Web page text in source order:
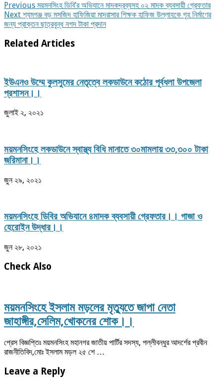
Previous ময়মনসিংহ ডিবি’র অভিযানে মাদকদ্রব্যসহ ০২ মাদক ব্যবসায়ী গ্রেফতার
Nextশ্যমগঞ্জ বড় মসজিদ হাফিজিয়া মাদরাসার শিক্ষক হাফিজ উল্লাহকে গৃহ নির্মাণের
জন্য প্রাক্তন ছাত্রবৃন্ধ নগদ টাকা প্রদান
Related Articles
ইউএনও উম্মে কুলসুমের নেতৃত্বে লকডাউনে কঠোর পূর্বধলা উপজেলা
প্রশাসন।।
জুলাই ২, ২০২১
ময়মনসিংহে লকডাউনে স্বাস্থ্য বিধি মানাতে ৩০মামলায় ৩৩,৩০০ টাকা
জরিমানা।।
জুন ২৯, ২০২১
ময়মনসিংহে ডিবির অভিযানে ৪মাদক ব্যবসায়ী গ্রেফতার।। গাজা ও
হেরোইন উদ্ধার।।
জুন ২৮, ২০২১
Check Also
ময়মনসিংহে ইসলাম মড়লের মৃত্যুতে জাপা নেতা
জাহাঙ্গীর,সেলিম,খোকনের শোক।।
প্রেস বিজ্ঞপ্তিঃ ময়মনসিংহ মহানগর জাতীয় পার্টির সদস্য, পল্লীবন্ধুর আদর্শের প্রবীন
রাজনীতিবিদ,মোঃ ইসলাম মড়ল ২৫ শে …
Leave a Reply